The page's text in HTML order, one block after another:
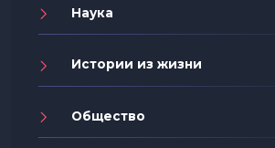
Наука
Истории из жизни
Общество